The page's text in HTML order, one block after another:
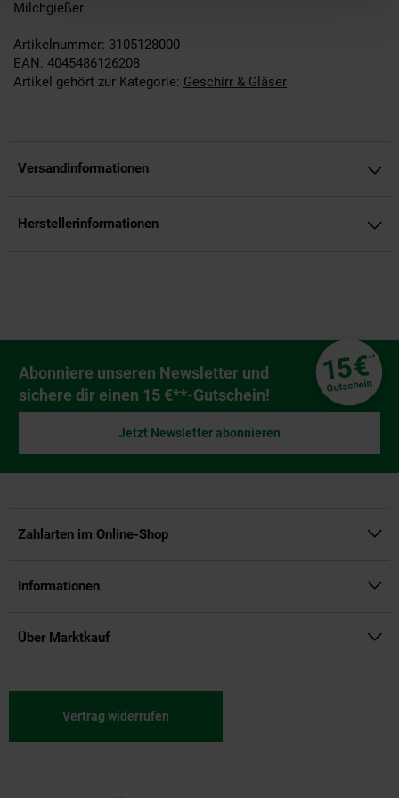
Milchgießer
Artikelnummer: 3105128000
EAN: 4045486126208
Artikel gehört zur Kategorie: Geschirr & Gläser
Versandinformationen
Herstellerinformationen
Newsletter Anmeldung
Abonniere unseren Newsletter und
sichere dir einen 15 €**-Gutschein!
15€**
Gutschein
Jetzt Newsletter abonnieren
Zahlarten im Online-Shop
Informationen
Über Marktkauf
Vertrag widerrufen